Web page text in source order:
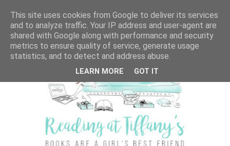
This site uses cookies from Google to deliver its services
and to analyze traffic. Your IP address and user-agent are
shared with Google along with performance and security
metrics to ensure quality of service, generate usage
statistics, and to detect and address abuse.
LEARN MORE GOT IT